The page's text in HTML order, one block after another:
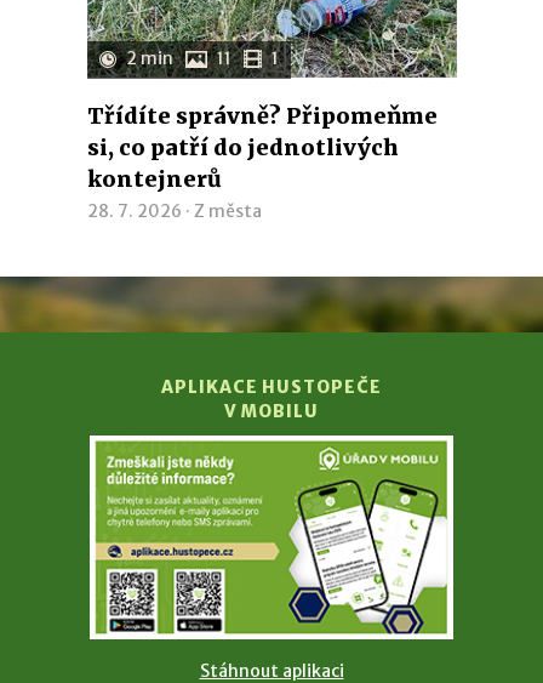
2 min 11 1
Třídíte správně? Připomeňme
si, co patří do jednotlivých
kontejnerů
28. 7. 2026 · Z města
APLIKACE HUSTOPEČE
V MOBILU
Stáhnout aplikaci